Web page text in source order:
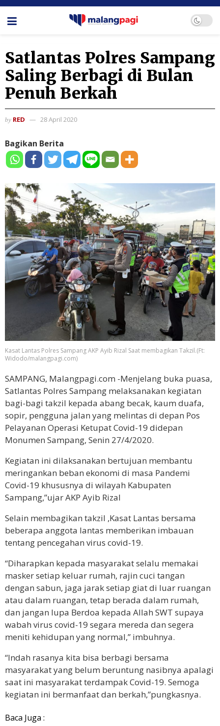
Satlantas Polres Sampang
Saling Berbagi di Bulan
Penuh Berkah
by RED 28 April 2020
Bagikan Berita
Kasat Lantas Polres Sampang AKP Ayib Rizal Saat membagikan Takzil.(Ft:
Widodo/malangpagi.com)
SAMPANG, Malangpagi.com -Menjelang buka puasa,
Satlantas Polres Sampang melaksanakan kegiatan
bagi-bagi takzil kepada abang becak, kaum duafa,
sopir, pengguna jalan yang melintas di depan Pos
Pelayanan Operasi Ketupat Covid-19 didepan
Monumen Sampang, Senin 27/4/2020.
Kegiatan ini dilaksanakan bertujuan membantu
meringankan beban ekonomi di masa Pandemi
Covid-19 khususnya di wilayah Kabupaten
Sampang,”ujar AKP Ayib Rizal
Selain membagikan takzil ,Kasat Lantas bersama
beberapa anggota lantas memberikan imbauan
tentang pencegahan virus covid-19.
“Diharapkan kepada masyarakat selalu memakai
masker setiap keluar rumah, rajin cuci tangan
dengan sabun, jaga jarak setiap giat di luar ruangan
atau dalam ruangan, tetap berada dalam rumah,
dan jangan lupa Berdoa kepada Allah SWT supaya
wabah virus covid-19 segara mereda dan segera
meniti kehidupan yang normal,” imbuhnya.
“Indah rasanya kita bisa berbagi bersama
masyarakat yang belum beruntung nasibnya apalagi
saat ini masyarakat terdampak Covid-19. Semoga
kegiatan ini bermanfaat dan berkah,”pungkasnya.
Baca Juga :